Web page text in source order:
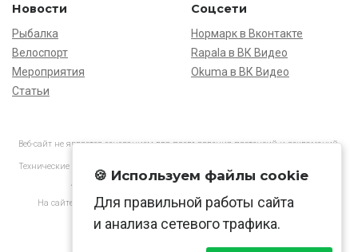
Новости
Рыбалка
Велоспорт
Мероприятия
Статьи
Соцсети
Нормарк в Вконтакте
Rapala в ВК Видео
Okuma в ВК Видео
Веб-сайт не является основанием для предъявления претензий и рекламаций,
Технические характеристики товаров могут отличаться от указанных на сайте.
АО «Нормарк» ИНН 7728172512 ОГРН 1037739603505
На сайте применяютсярекомендательные технологиив соответствии
🍪 Используем файлы cookie
Для правильной работы сайта
и анализа сетевого трафика.